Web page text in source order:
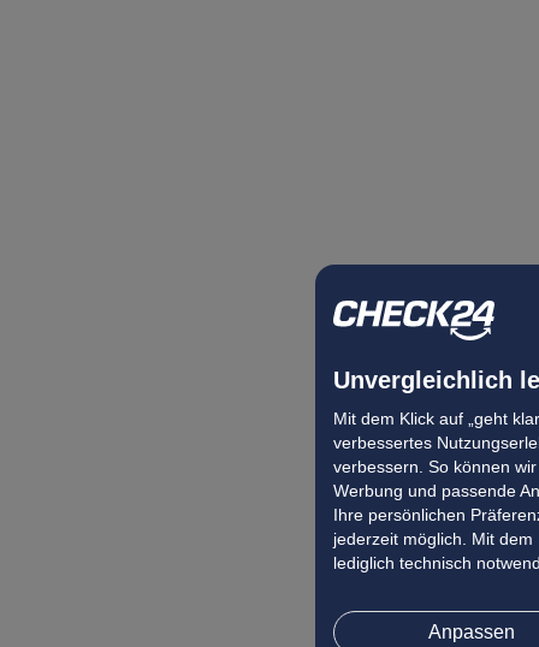
Unvergleichlich
Mit dem Klick auf „geht
verbessertes
verbessern. So können
Werbung und passende
Ihre persönlichen
jederzeit möglich. Mit dem
lediglich technisch
Anpassen